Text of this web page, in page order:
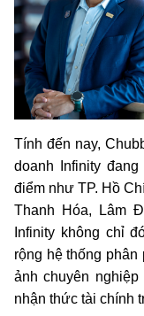
Tính đến nay,
doanh Infinity
điểm như TP. Hồ
Thanh Hóa, Lâm
Infinity không chỉ
rộng hệ thống phân
ảnh chuyên
nhận thức tài chính